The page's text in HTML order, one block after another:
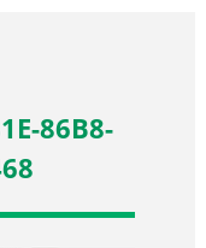
86B8-